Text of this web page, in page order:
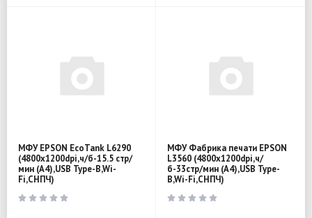
МФУ EPSON EcoTank L6290
(4800x1200dpi,ч/б-15.5 стр/
мин (А4),USB Type-B,Wi-
Fi,СНПЧ)
МФУ Фабрика печати EPSON
L3560 (4800x1200dpi,ч/
б-33стр/мин (А4),USB Type-
B,Wi-Fi,СНПЧ)